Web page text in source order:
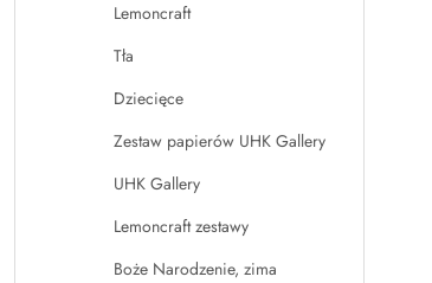
Lemoncraft
Tła
Dziecięce
Zestaw papierów UHK Gallery
UHK Gallery
Lemoncraft zestawy
Boże Narodzenie, zima